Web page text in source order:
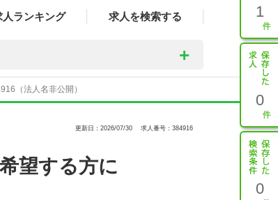
人ランキング 求人を検索する 1
0
0
（法人名非公開）
更新日：2026/07/30 求人番号：384916
望する方に